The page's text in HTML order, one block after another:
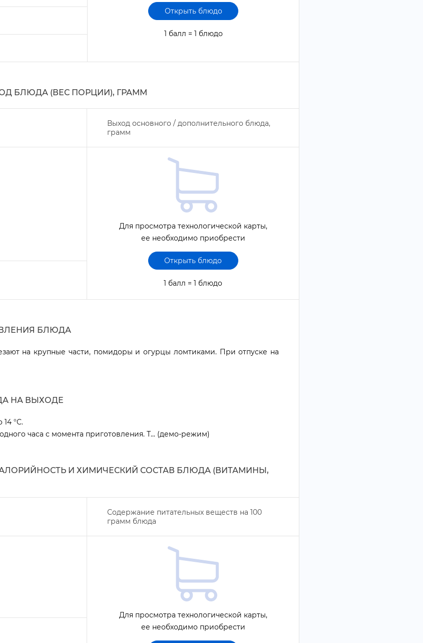
Открыть блюдо
1 балл = 1 блюдо
БЛЮДА (ВЕС ПОРЦИИ), ГРАММ
ыход основного / дополнительного блюда,
рамм
Для просмотра технологической карты,
ее необходимо приобрести
Открыть блюдо
1 балл = 1 блюдо
БЛЮДА
на крупные части, помидоры и огурцы ломтиками. При отпуске на
НА ВЫХОДЕ
14 °С.
часа с момента приготовления. Т... (демо-режим)
И ХИМИЧЕСКИЙ СОСТАВ БЛЮДА (ВИТАМИНЫ,
Содержание питательных веществ на 100
рамм блюда
Для просмотра технологической карты,
ее необходимо приобрести